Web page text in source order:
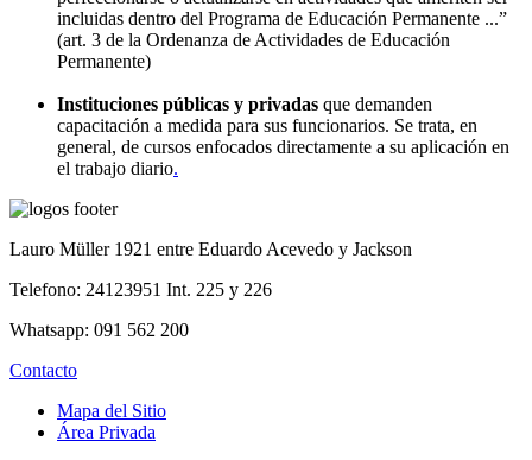
incluidas dentro del Programa de Educación Permanente ...”
(art. 3 de la Ordenanza de Actividades de Educación
Permanente)
Instituciones públicas y privadas que demanden
capacitación a medida para sus funcionarios. Se trata, en
general, de cursos enfocados directamente a su aplicación en
el trabajo diario.
Lauro Müller 1921 entre Eduardo Acevedo y Jackson
Telefono: 24123951 Int. 225 y 226
Whatsapp: 091 562 200
Contacto
Mapa del Sitio
Área Privada